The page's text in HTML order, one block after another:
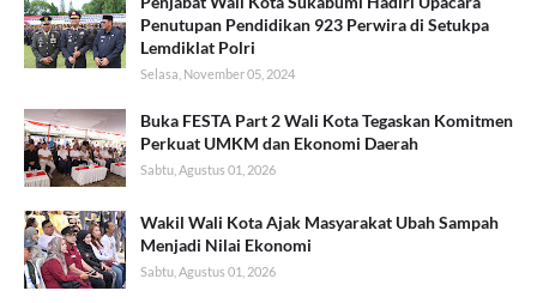
Penutupan Pendidikan 923 Perwira di Setukpa
Lemdiklat Polri
Selasa, November 05, 2024
Buka FESTA Part 2 Wali Kota Tegaskan Komitmen
Perkuat UMKM dan Ekonomi Daerah
Sabtu, Agustus 01, 2026
Wakil Wali Kota Ajak Masyarakat Ubah Sampah
Menjadi Nilai Ekonomi
Sabtu, Agustus 01, 2026